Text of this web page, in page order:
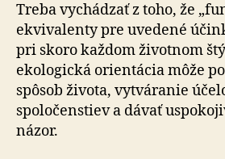
Treba vychádzať z toho, že
ekvivalenty pre uvedené
pri skoro každom životnom
ekologická orien­tá­cia môže
spôsob života, vytváranie
spoločenstiev a dávať
ná­zor.